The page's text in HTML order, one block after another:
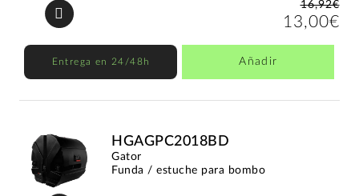
16,92€
13,00€
Entrega en 24/48h Añadir
HGAGPC2018BD
Gator
Funda / estuche para bombo